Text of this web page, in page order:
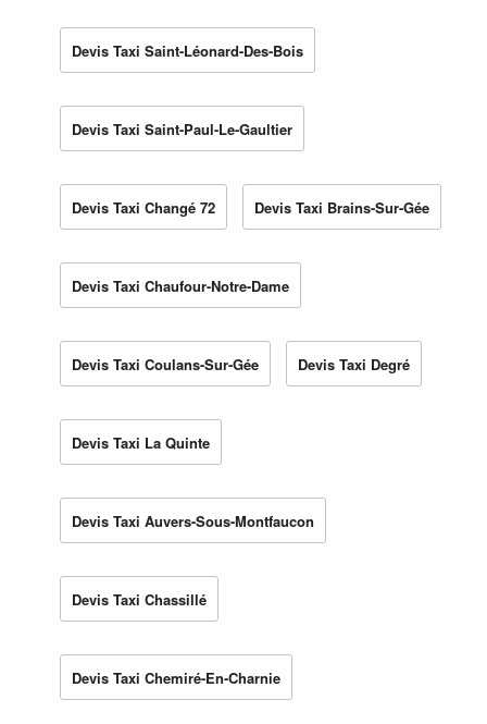
Devis Taxi Saint-Léonard-Des-Bois
Devis Taxi Saint-Paul-Le-Gaultier
Devis Taxi Changé 72 Devis Taxi Brains-Sur-Gée
Devis Taxi Chaufour-Notre-Dame
Devis Taxi Coulans-Sur-Gée Devis Taxi Degré
Devis Taxi La Quinte
Devis Taxi Auvers-Sous-Montfaucon
Devis Taxi Chassillé
Devis Taxi Chemiré-En-Charnie